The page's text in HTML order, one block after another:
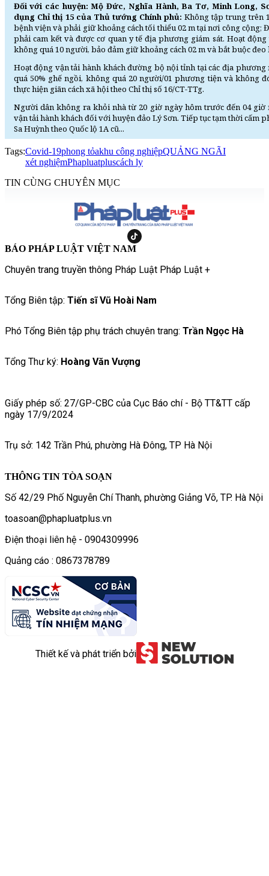
Đối với các huyện: Mộ Đức, Nghĩa Hành, Ba Tơ, Minh Long,
dụng Chỉ thị 15 của Thủ tướng Chính phủ: Không tập trung trên
bệnh viện và phải giữ khoảng cách tối thiểu 02 m tại nơi công cộng;
phải cam kết và được cơ quan y tế địa phương giám sát. Hoạt
không quá 10 người, bảo đảm giữ khoảng cách 02 m và bắt buộc đeo
Hoạt động vận tải hành khách đường bộ nội tỉnh tại các địa
quá 50% ghế ngồi, không quá 20 người/01 phương tiện và không
thực hiện giãn cách xã hội theo Chỉ thị số 16/CT-TTg.
Người dân không ra khỏi nhà từ 20 giờ ngày hôm trước đến 04
vận tải hành khách đối với huyện đảo Lý Sơn. Tiếp tục tạm thời
Sa Huỳnh theo Quốc lộ 1A cũ...
Tags:Covid-19phong tỏakhu công nghiệpQUẢNG NGÃI
xét nghiệmPhapluatpluscách ly
TIN CÙNG CHUYÊN MỤC
BÁO PHÁP LUẬT VIỆT NAM
Chuyên trang truyền thông Pháp Luật Pháp Luật +
Tổng Biên tập: Tiến sĩ Vũ Hoài Nam
Phó Tổng Biên tập phụ trách chuyên trang: Trần Ngọc Hà
Tổng Thư ký: Hoàng Văn Vượng
Giấy phép số: 27/GP-CBC của Cục Báo chí - Bộ TT&TT cấp
ngày 17/9/2024
Trụ sở: 142 Trần Phú, phường Hà Đông, TP Hà Nội
THÔNG TIN TÒA SOẠN
Số 42/29 Phố Nguyễn Chí Thanh, phường Giảng Võ, TP. Hà Nội
toasoan@phapluatplus.vn
Điện thoại liên hệ - 0904309996
Quảng cáo : 0867378789
Thiết kế và phát triển bởi